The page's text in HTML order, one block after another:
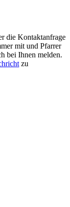
die Kontaktanfrage
mit und Pfarrer
bei Ihnen melden.
zu